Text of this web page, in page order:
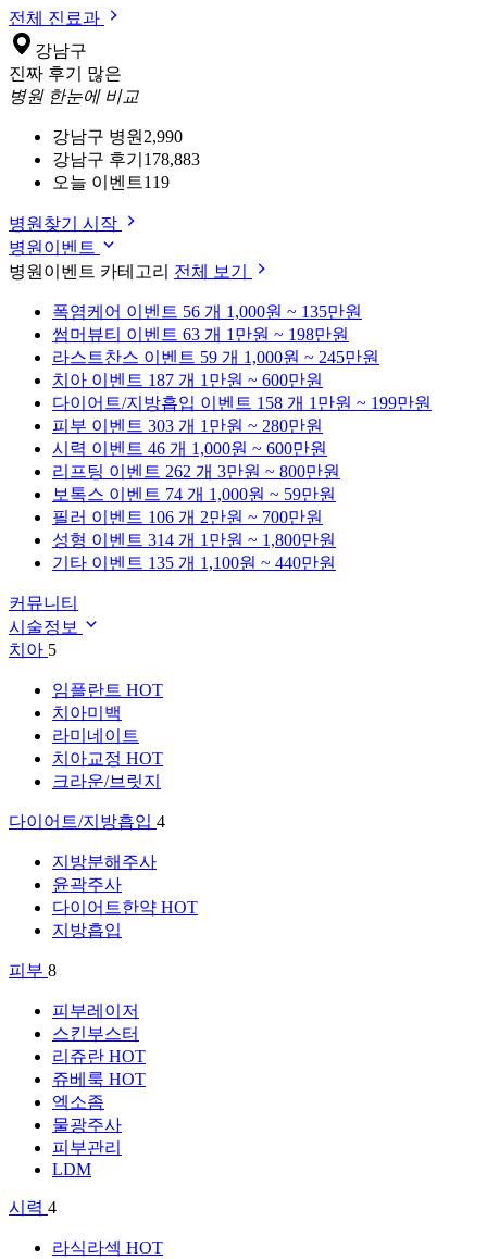
전체 진료과
강남구
진짜 후기 많은
병원 한눈에 비교
강남구 병원 2,990
강남구 후기 178,883
오늘 이벤트119
병원찾기 시작
병원이벤트
병원이벤트 카테고리 전체 보기
폭염케어 이벤트 56 개 1,000원 ~ 135만원
썸머뷰티 이벤트 63 개 1만원 ~ 198만원
라스트찬스 이벤트 59 개 1,000원 ~ 245만원
치아 이벤트 187 개 1만원 ~ 600만원
다이어트/지방흡입 이벤트 158 개 1만원 ~ 199만원
피부 이벤트 303 개 1만원 ~ 280만원
시력 이벤트 46 개 1,000원 ~ 600만원
리프팅 이벤트 262 개 3만원 ~ 800만원
보톡스 이벤트 74 개 1,000원 ~ 59만원
필러 이벤트 106 개 2만원 ~ 700만원
성형 이벤트 314 개 1만원 ~ 1,800만원
기타 이벤트 135 개 1,100원 ~ 440만원
커뮤니티
시술정보
치아 5
임플란트 HOT
치아미백
라미네이트
치아교정 HOT
크라운/브릿지
다이어트/지방흡입 4
지방분해주사
윤곽주사
다이어트한약 HOT
지방흡입
피부 8
피부레이저
스킨부스터
리쥬란 HOT
쥬베룩 HOT
엑소좀
물광주사
피부관리
LDM
시력 4
라식라섹 HOT